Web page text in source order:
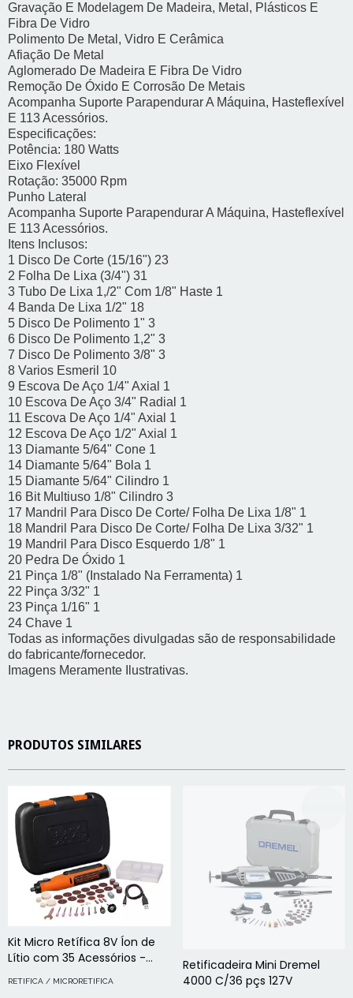
Gravação E Modelagem De Madeira, Metal, Plásticos E
Fibra De Vidro
Polimento De Metal, Vidro E Cerâmica
Afiação De Metal
Aglomerado De Madeira E Fibra De Vidro
Remoção De Óxido E Corrosão De Metais
Acompanha Suporte Parapendurar A Máquina, Hasteflexível
E 113 Acessórios.
Especificações:
Potência: 180 Watts
Eixo Flexível
Rotação: 35000 Rpm
Punho Lateral
Acompanha Suporte Parapendurar A Máquina, Hasteflexível
E 113 Acessórios.
Itens Inclusos:
1 Disco De Corte (15/16") 23
2 Folha De Lixa (3/4") 31
3 Tubo De Lixa 1,/2" Com 1/8" Haste 1
4 Banda De Lixa 1/2" 18
5 Disco De Polimento 1" 3
6 Disco De Polimento 1,2" 3
7 Disco De Polimento 3/8" 3
8 Varios Esmeril 10
9 Escova De Aço 1/4" Axial 1
10 Escova De Aço 3/4" Radial 1
11 Escova De Aço 1/4" Axial 1
12 Escova De Aço 1/2" Axial 1
13 Diamante 5/64" Cone 1
14 Diamante 5/64" Bola 1
15 Diamante 5/64" Cilindro 1
16 Bit Multiuso 1/8" Cilindro 3
17 Mandril Para Disco De Corte/ Folha De Lixa 1/8" 1
18 Mandril Para Disco De Corte/ Folha De Lixa 3/32" 1
19 Mandril Para Disco Esquerdo 1/8" 1
20 Pedra De Óxido 1
21 Pinça 1/8" (Instalado Na Ferramenta) 1
22 Pinça 3/32" 1
23 Pinça 1/16" 1
24 Chave 1
Todas as informações divulgadas são de responsabilidade
do fabricante/fornecedor.
Imagens Meramente Ilustrativas.
PRODUTOS SIMILARES
Kit Micro Retífica 8V Íon de
Lítio com 35 Acessórios -
RETIFICA / MICRORETIFICA
Retificadeira Mini Dremel
4000 C/36 pçs 127V